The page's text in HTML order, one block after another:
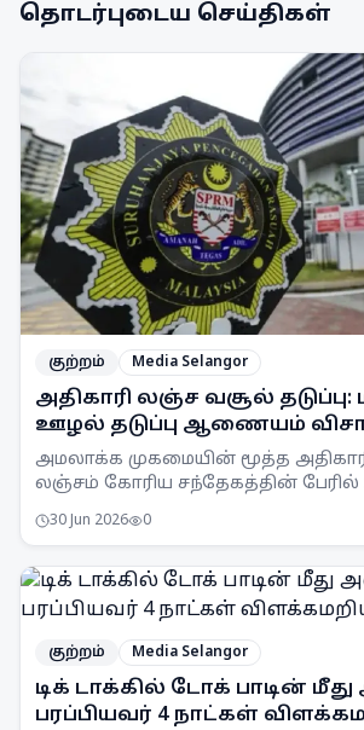
தொடர்புடைய செய்திகள்
குற்றம் Media Selangor
அதிகாரி லஞ்ச வசூல் தடுப்பு:
ஊழல் தடுப்பு ஆணையம்
அமலாக்க முகமையின் மூத்த அதிகாரி
லஞ்சம் கோரிய சந்தேகத்தின் பேரில்
30 Jun 2026 0
குற்றம் Media Selangor
டிக் டாக்கில் டோக் பாடின்
பரப்பியவர் 4 நாட்கள்